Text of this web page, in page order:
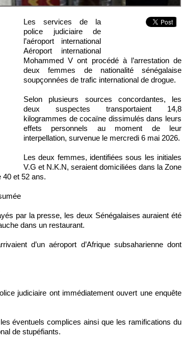
Les services de la
police judiciaire de
l’aéroport international
Aéroport international
Mohammed V ont procédé à l’arrestation de
deux femmes de nationalité sénégalaise
soupçonnées de trafic international de drogue.
Selon plusieurs sources concordantes, les
deux suspectes transportaient 14,8
kilogrammes de cocaïne dissimulés dans leurs
effets personnels au moment de leur
interpellation, survenue le mercredi 6 mai 2026.
Les deux femmes, identifiées sous les initiales
V.G et N.K.N, seraient domiciliées dans la Zone
40 et 52 ans.
par la presse, les deux Sénégalaises auraient été
dans un restaurant.
d’un aéroport d’Afrique subsaharienne dont
judiciaire ont immédiatement ouvert une enquête
éventuels complices ainsi que les ramifications du
de stupéfiants.